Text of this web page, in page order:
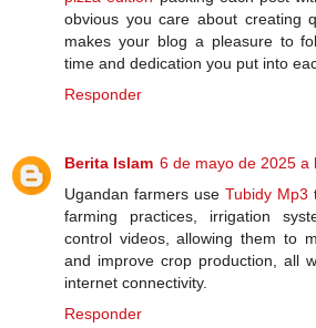
obvious you care about creating
makes your blog a pleasure to
time and dedication you put into
Responder
Berita Islam 6 de mayo de 2025 a
Ugandan farmers use Tubidy Mp3
farming practices, irrigation
control videos, allowing them to
and improve crop production, all
internet connectivity.
Responder